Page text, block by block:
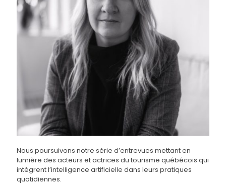
Nous poursuivons notre série d’entrevues mettant en
lumière des acteurs et actrices du tourisme québécois qui
intègrent l’intelligence artificielle dans leurs pratiques
quotidiennes.